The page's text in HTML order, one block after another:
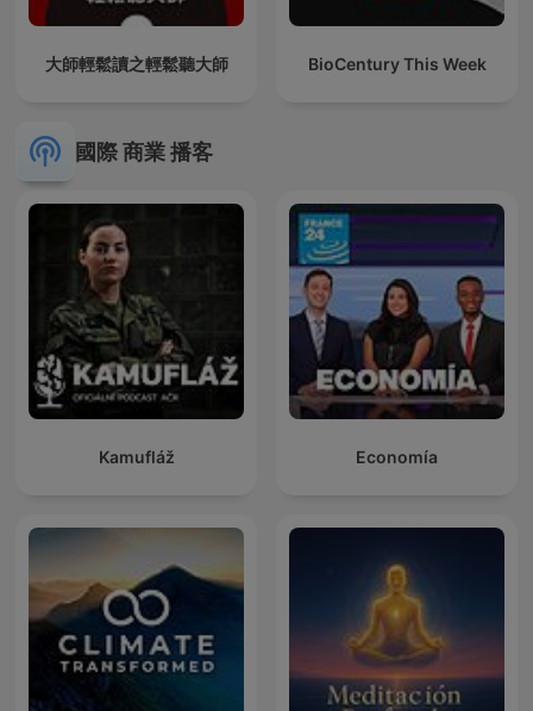
大師輕鬆讀之輕鬆聽大師 BioCentury This Week
國際 商業 播客
Kamufláž Economía